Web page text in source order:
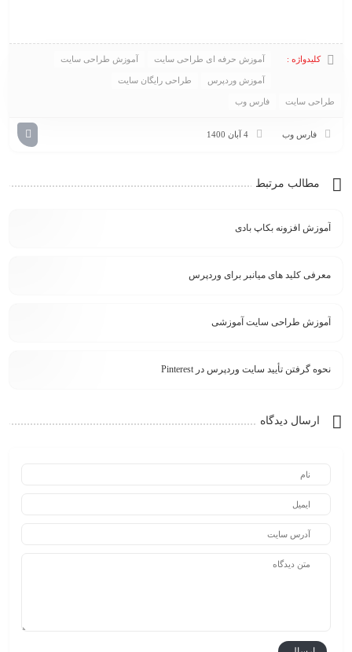
کلیدواژه : آموزش حرفه ای طراحی سایت آموزش طراحی سایت
آموزش وردپرس طراحی رایگان سایت
طراحی سایت فارس وب
فارس وب 4 آبان 1400
مطالب مرتبط
آموزش افزونه بکاپ بادی
معرفی کلید های میانبر برای وردپرس
آموزش طراحی سایت آموزشی
نحوه گرفتن تأیید سایت وردپرس در Pinterest
ارسال دیدگاه